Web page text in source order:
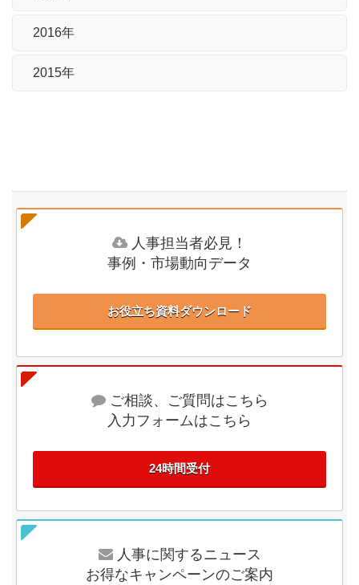
2016年
2015年
人事担当者必見！
事例・市場動向データ
お役立ち資料ダウンロード
ご相談、ご質問はこちら
入力フォームはこちら
24時間受付
人事に関するニュース
お得なキャンペーンのご案内